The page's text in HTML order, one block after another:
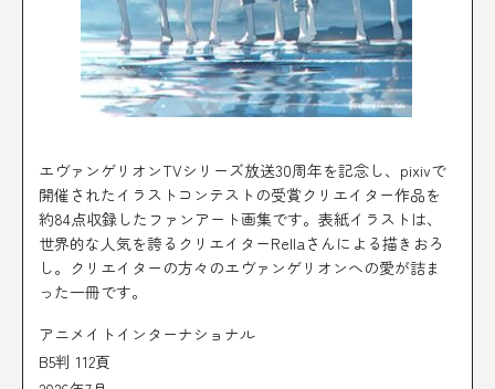
エヴァンゲリオンTVシリーズ放送30周年を記念し、pixivで
開催されたイラストコンテストの受賞クリエイター作品を
約84点収録したファンアート画集です。表紙イラストは、
世界的な人気を誇るクリエイターRellaさんによる描きおろ
し。クリエイターの方々のエヴァンゲリオンへの愛が詰ま
った一冊です。
アニメイトインターナショナル
B5判 112頁